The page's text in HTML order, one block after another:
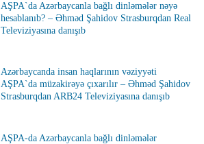
AŞPA`da Azərbaycanla bağlı dinləmələr nəyə
hesablanıb? – Əhməd Şahidov Strasburqdan Real
Televiziyasına danışıb
Azərbaycanda insan haqlarının vəziyyəti
AŞPA`da müzakirəyə çıxarılır – Əhməd Şahidov
Strasburqdan ARB24 Televiziyasına danışıb
AŞPA-da Azərbaycanla bağlı dinləmələr